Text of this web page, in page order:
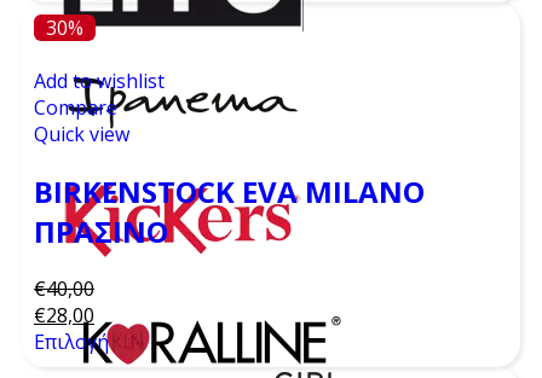
30%
Add to wishlist
Compare
Quick view
BIRKENSTOCK EVA MILANO
ΠΡΆΣΙΝΟ
€40,00
€28,00
Επιλογή